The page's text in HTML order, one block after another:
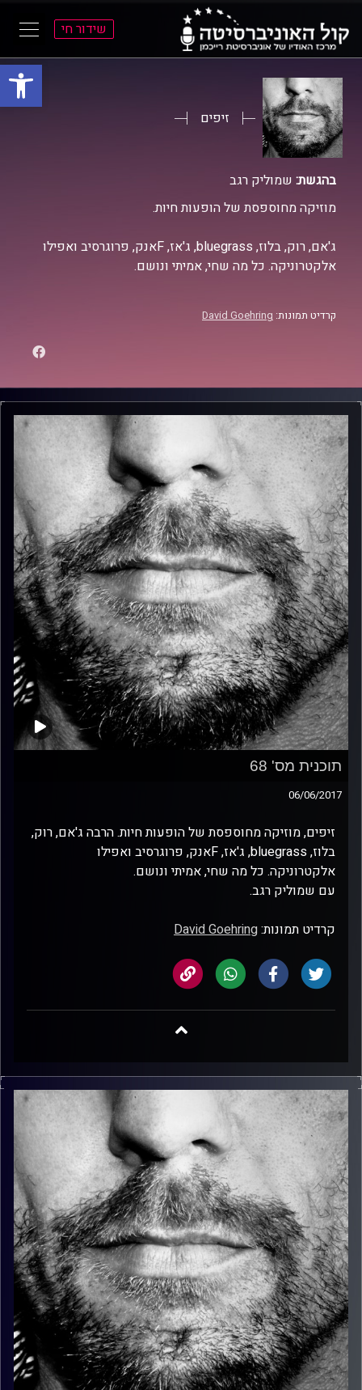
פתח
התפריט
הראשי
התוכן
הראשי
שידור חי
זיפים
בהגשת: שמוליק רגב
מוזיקה מחוספסת של הופעות חיות.
ג'אם, רוק, בלוז, bluegrass, ג'אז, Fאנק, פרוגרסיב ואפילו
אלקטרוניקה. כל מה שחי, אמיתי ונושם.
קרדיט תמונות: David Goehring
תוכנית מס' 68
06/06/2017
זיפים, מוזיקה מחוספסת של הופעות חיות. הרבה ג'אם, רוק,
בלוז, bluegrass, ג'אז, Fאנק, פרוגרסיב ואפילו
אלקטרוניקה. כל מה שחי, אמיתי ונושם.
עם שמוליק רגב.
קרדיט תמונות:David Goehring